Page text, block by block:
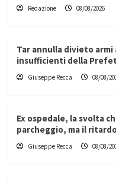
Redazione 08/08/2026
Tar annulla divieto
insufficienti della
Giuseppe Recca 08/08/
Ex ospedale, la svolta
parcheggio, ma il
Giuseppe Recca 08/08/